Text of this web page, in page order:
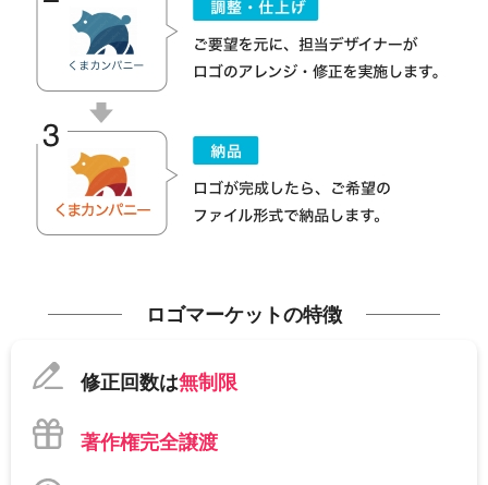
ロゴマーケットの特徴
修正回数は無制限
著作権完全譲渡